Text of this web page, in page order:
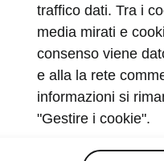
traffico dati. Tra i
media mirati e
consenso viene
e alla la rete
informazioni si
"Gestire i cookie".